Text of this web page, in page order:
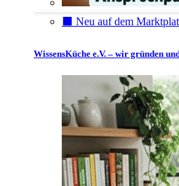
⬛️ Neu auf dem
WissensKüche e.V. – wir gründen